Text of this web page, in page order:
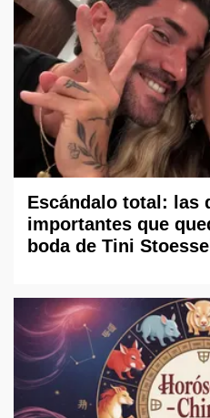
Escándalo total: las
importantes que
boda de Tini